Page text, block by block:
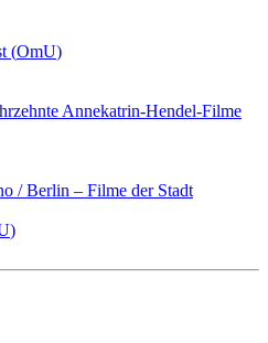
(OmU)
Annekatrin-Hendel-Filme
/Berlin – Filme der Stadt
)